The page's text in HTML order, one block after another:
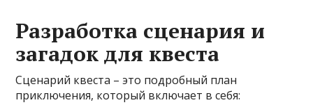
Разработка сценария и
загадок для квеста
Сценарий квеста – это подробный план
приключения, который включает в себя: